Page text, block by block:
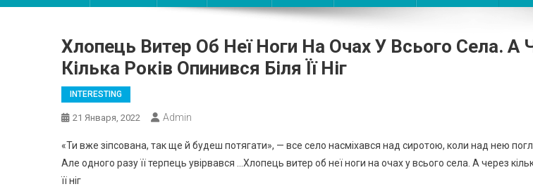
Хлопець Витер Об Неї Ноги На Очах У Всього Села. А
Кілька Років Опинився Біля Її Ніг
INTERESTING
21 Января, 2022 Admin
«Ти вже зіпсована, так ще й будеш потягати», — все село насміхався над сиротою, коли над нею
Але одного разу її терпець увірвався …Хлопець витер об неї ноги на очах у всього села. А через
її ніг